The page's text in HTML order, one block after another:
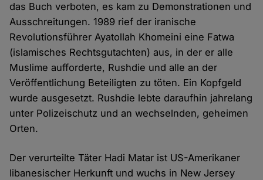
das Buch verboten, es kam zu Demonstrationen und
Ausschreitungen. 1989 rief der iranische
Revolutionsführer Ayatollah Khomeini eine Fatwa
(islamisches Rechtsgutachten) aus, in der er alle
Muslime aufforderte, Rushdie und alle an der
Veröffentlichung Beteiligten zu töten. Ein Kopfgeld
wurde ausgesetzt. Rushdie lebte daraufhin jahrelang
unter Polizeischutz und an wechselnden, geheimen
Orten.
Der verurteilte Täter Hadi Matar ist US-Amerikaner
libanesischer Herkunft und wuchs in New Jersey